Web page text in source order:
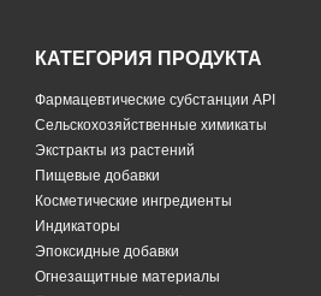
КАТЕГОРИЯ ПРОДУКТА
Фармацевтические субстанции API
Сельскохозяйственные химикаты
Экстракты из растений
Пищевые добавки
Косметические ингредиенты
Индикаторы
Эпоксидные добавки
Огнезащитные материалы